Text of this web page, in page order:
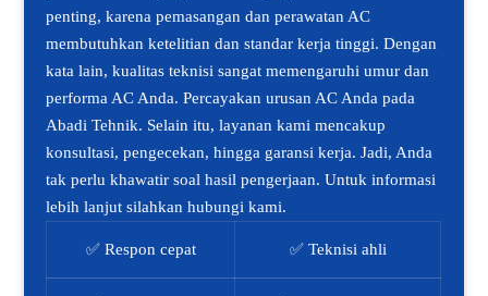
penting, karena pemasangan dan perawatan AC
membutuhkan ketelitian dan standar kerja tinggi. Dengan
kata lain, kualitas teknisi sangat memengaruhi umur dan
performa AC Anda. Percayakan urusan AC Anda pada
Abadi Tehnik. Selain itu, layanan kami mencakup
konsultasi, pengecekan, hingga garansi kerja. Jadi, Anda
tak perlu khawatir soal hasil pengerjaan. Untuk informasi
lebih lanjut silahkan hubungi kami.
✅ Respon cepat ✅ Teknisi ahli